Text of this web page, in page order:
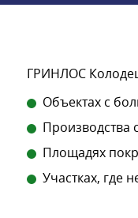
ГРИНЛОС
Объектах с
Производства
Площадях
Участках, где